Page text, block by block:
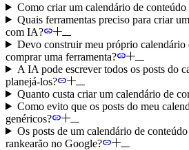
Como criar um calendário de
Quais ferramentas preciso para criar
com IA?
Devo construir meu próprio
comprar uma ferramenta?
A IA pode escrever todos os posts do
planejá-los?
Quanto custa criar um calendário de
Como evito que os posts do meu
genéricos?
Os posts de um calendário de
rankearão no Google?